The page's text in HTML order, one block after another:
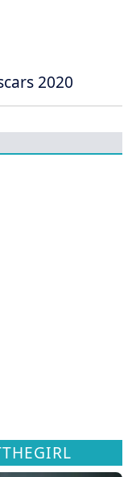
2020